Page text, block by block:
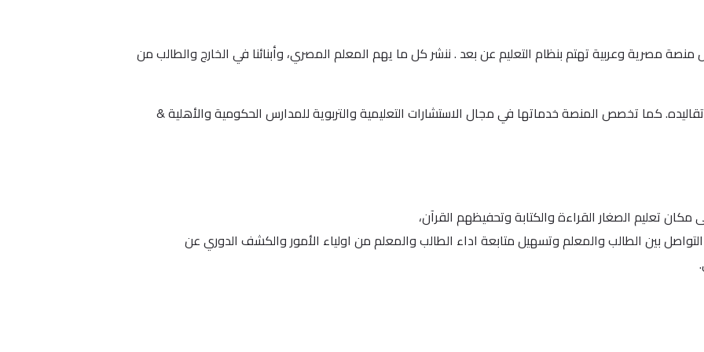
واكاديمية كتاتيب اونلاين في يناير من العام 2013 كأول منصة مصرية وعربية تهتم بنظام التعليم عن بعد . ننشر كل ما يهم المعلم المصري، وأبنائنا في الخارج والطالب من
كما تخصص المنصة خدماتها في مجال الاستشارات التعليمية والتربوية للمدارس الحكومية والأهلية &
تعليم الصغار القراءة والكتابة وتحفيظهم القرآن،
بين الطالب والمعلم وتسهيل متابعة اداء الطالب والمعلم من اولياء الأمور والكشف الدوري عن